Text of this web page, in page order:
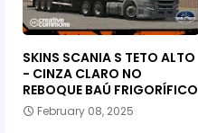
SKINS SCANIA S TETO ALTO
- CINZA CLARO NO
REBOQUE BAÚ FRIGORÍFICO
February 08, 2025